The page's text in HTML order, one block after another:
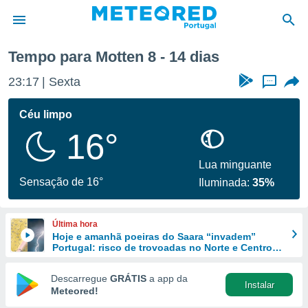
da
foi
fornecidas
a este
das
e
forma
digital
Tempo para Motten 8 - 14 dias
23:17 Sexta ...
Céu limpo
16°
Sensação de 16°
Lua minguante
Iluminada:35%
Última hora
Hoje e amanhã poeiras do Saara “invadem”
Portugal: risco de trovoadas no Norte e Centro
Descarregue GRÁTIS a app da
Meteored!
Instalar